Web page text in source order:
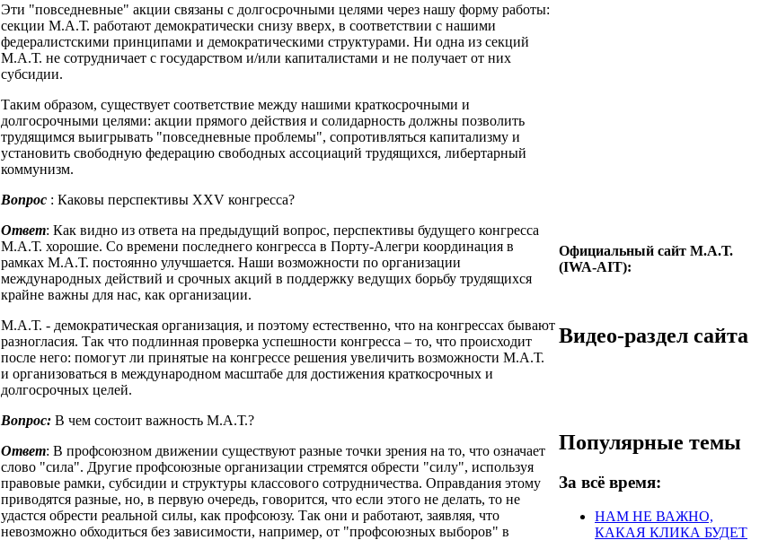
Эти "повседневные" акции связаны с долгосрочными целями через нашу форму работы:
секции М.А.Т. работают демократически снизу вверх, в соответствии с нашими
федералистскими принципами и демократическими структурами. Ни одна из секций
М.А.Т. не сотрудничает с государством и/или капиталистами и не получает от них
субсидии.
Таким образом, существует соответствие между нашими краткосрочными и
долгосрочными целями: акции прямого действия и солидарность должны позволить
трудящимся выигрывать "повседневные проблемы", сопротивляться капитализму и
установить свободную федерацию свободных ассоциаций трудящихся, либертарный
коммунизм.
Вопрос : Каковы перспективы XXV конгресса?
Ответ: Как видно из ответа на предыдущий вопрос, перспективы будущего конгресса
М.А.Т. хорошие. Со времени последнего конгресса в Порту-Алегри координация в
рамках М.А.Т. постоянно улучшается. Наши возможности по организации
международных действий и срочных акций в поддержку ведущих борьбу трудящихся
крайне важны для нас, как организации.
М.А.Т. - демократическая организация, и поэтому естественно, что на конгрессах бывают
разногласия. Так что подлинная проверка успешности конгресса – то, что происходит
после него: помогут ли принятые на конгрессе решения увеличить возможности М.А.Т.
и организоваться в международном масштабе для достижения краткосрочных и
долгосрочных целей.
Вопрос: В чем состоит важность М.А.Т.?
Ответ: В профсоюзном движении существуют разные точки зрения на то, что означает
слово "сила". Другие профсоюзные организации стремятся обрести "силу", используя
правовые рамки, субсидии и структуры классового сотрудничества. Оправдания этому
приводятся разные, но, в первую очередь, говорится, что если этого не делать, то не
удастся обрести реальной силы, как профсоюзу. Так они и работают, заявляя, что
невозможно обходиться без зависимости, например, от "профсоюзных выборов" в
Официальный сайт М.А.Т.
(IWA-AIT):
Видео-раздел сайта
Популярные темы
За всё время:
НАМ НЕ ВАЖНО,
КАКАЯ КЛИКА БУДЕТ